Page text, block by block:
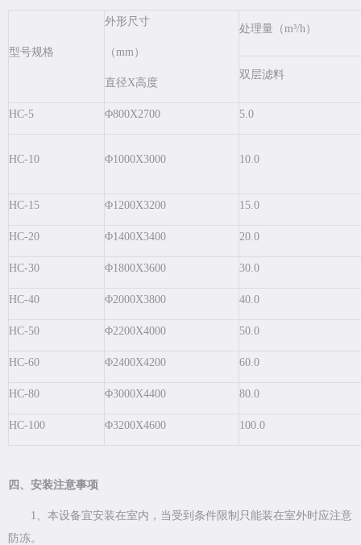
型号规格
外形尺寸
（mm）
直径X高度
处理量（m³/h）
双层滤料
HC-5 Φ800X2700 5.0
HC-10 Φ1000X3000 10.0
HC-15 Φ1200X3200 15.0
HC-20 Φ1400X3400 20.0
HC-30 Φ1800X3600 30.0
HC-40 Φ2000X3800 40.0
HC-50 Φ2200X4000 50.0
HC-60 Φ2400X4200 60.0
HC-80 Φ3000X4400 80.0
HC-100 Φ3200X4600 100.0
四、安装注意事项
1、本设备宜安装在室内，当受到条件限制只能装在室外时应注意
防冻。